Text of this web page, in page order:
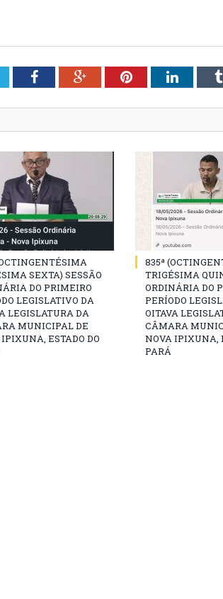
FacebookGoogle+PinterestLinkedIn
SEXTA) SESSÃO
DO PRIMEIRO
LEGISLATIVO DA
LEGISLATURA DA
MUNICIPAL DE
ESTADO DO
835ª
TRIGÉSIMA
ORDINÁRIA DO
PERÍODO
OITAVA
CÂMARA
NOVA IPIXUNA,
PARÁ